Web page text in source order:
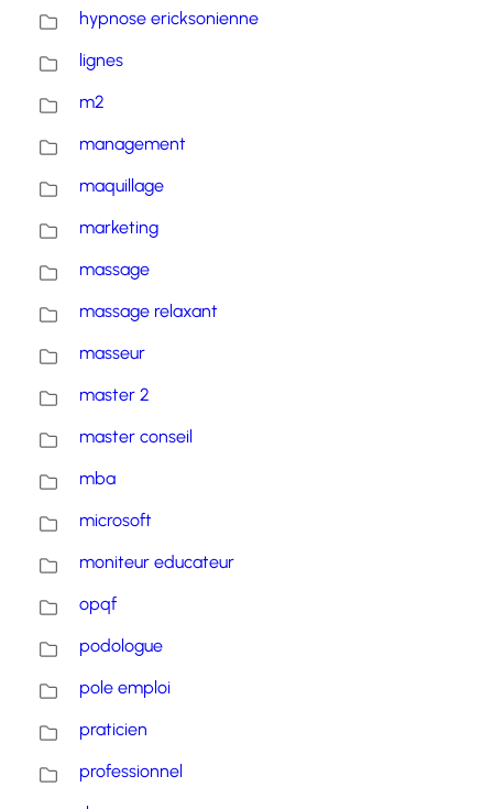
hypnose ericksonienne
lignes
m2
management
maquillage
marketing
massage
massage relaxant
masseur
master 2
master conseil
mba
microsoft
moniteur educateur
opqf
podologue
pole emploi
praticien
professionnel